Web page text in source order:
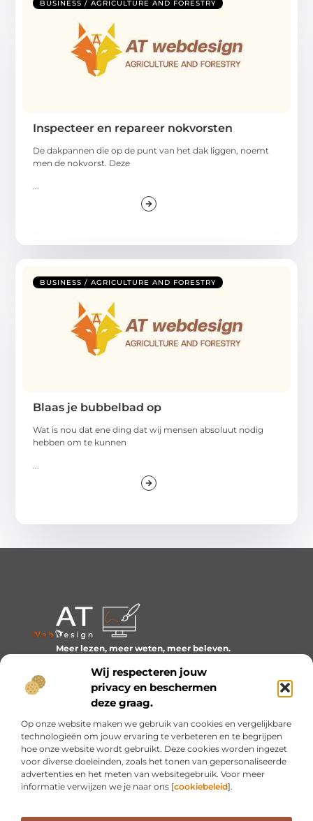
Wij respecteren jouw
privacy en beschermen
deze graag.
Op onze website maken we gebruik van cookies en vergelijkbare
technologieën om jouw ervaring te verbeteren en te begrijpen
hoe onze website wordt gebruikt. Deze cookies worden ingezet
voor diverse doeleinden, zoals het tonen van gepersonaliseerde
advertenties en het meten van websitegebruik. Voor meer
informatie verwijzen we je naar ons [cookiebeleid].
BUSINESS / AGRICULTURE AND FORESTRY
Inspecteer en repareer nokvorsten
De dakpannen die op de punt van het dak liggen, noemt
men de nokvorst. Deze
BUSINESS / AGRICULTURE AND FORESTRY
Blaas je bubbelbad op
Wat is nou dat ene ding dat wij mensen absoluut nodig
hebben om te kunnen
Meer lezen, meer weten, meer beleven.
het dagelijks leven boeiend maakt.
Bericht categorie
Onze informatie